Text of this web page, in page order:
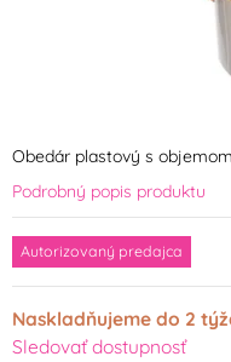
Obedár plastový s objemom
Podrobný popis produktu
Autorizovaný predajca
Naskladňujeme do 2
Sledovať dostupnosť